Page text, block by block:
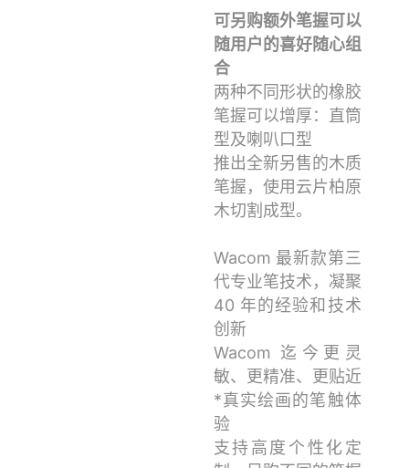
可另购额外笔握可以
随用户的喜好随心组
合
两种不同形状的橡胶
笔握可以增厚：直筒
型及喇叭口型
推出全新另售的木质
笔握，使用云片柏原
木切割成型。
Wacom 最新款第三
代专业笔技术，凝聚
40 年的经验和技术
创新
Wacom 迄今更灵
敏、更精准、更贴近
*真实绘画的笔触体
验
支持高度个性化定